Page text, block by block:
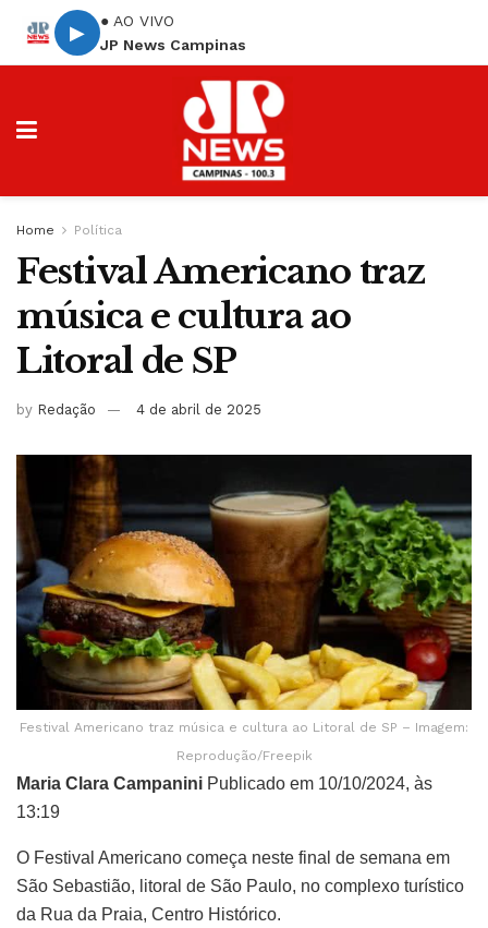
▶
● AO VIVO
JP News Campinas
Home Política
Festival Americano traz
música e cultura ao
Litoral de SP
by Redação 4 de abril de 2025
Festival Americano traz música e cultura ao Litoral de SP – Imagem:
Reprodução/Freepik
Maria Clara Campanini Publicado em 10/10/2024, às
13:19
O Festival Americano começa neste final de semana em
São Sebastião, litoral de São Paulo, no complexo turístico
da Rua da Praia, Centro Histórico.